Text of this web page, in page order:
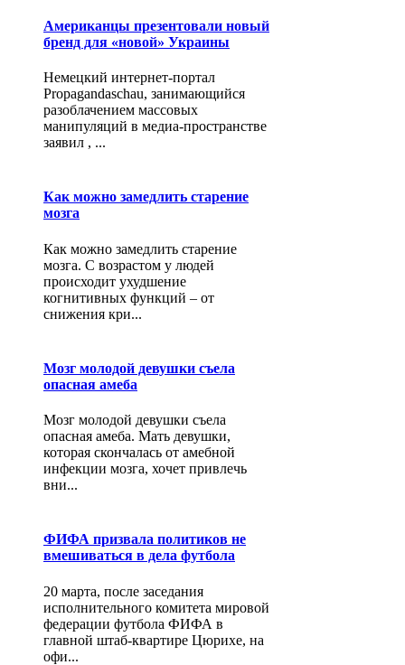
Американцы презентовали новый
бренд для «новой» Украины
Немецкий интернет-портал
Propagandaschau, занимающийся
разоблачением массовых
манипуляций в медиа-пространстве
заявил , ...
Как можно замедлить старение
мозга
Как можно замедлить старение
мозга. С возрастом у людей
происходит ухудшение
когнитивных функций – от
снижения кри...
Мозг молодой девушки съела
опасная амеба
Мозг молодой девушки съела
опасная амеба. Мать девушки,
которая скончалась от амебной
инфекции мозга, хочет привлечь
вни...
ФИФА призвала политиков не
вмешиваться в дела футбола
20 марта, после заседания
исполнительного комитета мировой
федерации футбола ФИФА в
главной штаб-квартире Цюрихе, на
офи...